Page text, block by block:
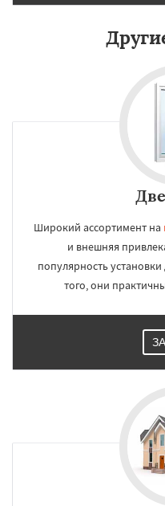
Широкий ассортимент на
и внешняя
популярность
того, они